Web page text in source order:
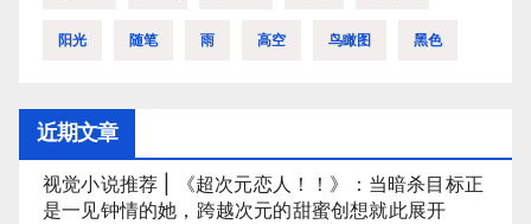
阳光 随笔 雨 高空 鸟瞰图 黑色
近期文章
视觉小说推荐 | 《超次元恋人！！》：当暗杀目标正
是一见钟情的她，跨越次元的甜蜜创想就此展开